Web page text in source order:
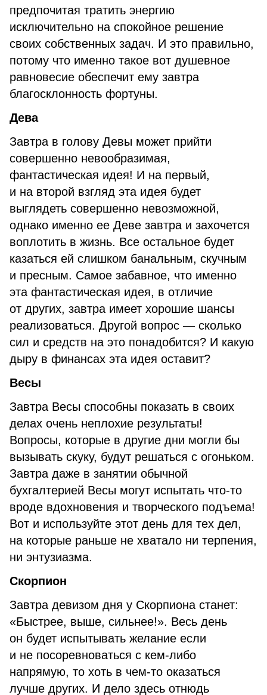
предпочитая тратить энергию
исключительно на спокойное решение
своих собственных задач. И это правильно,
потому что именно такое вот душевное
равновесие обеспечит ему завтра
благосклонность фортуны.
Дева
Завтра в голову Девы может прийти
совершенно невообразимая,
фантастическая идея! И на первый,
и на второй взгляд эта идея будет
выглядеть совершенно невозможной,
однако именно ее Деве завтра и захочется
воплотить в жизнь. Все остальное будет
казаться ей слишком банальным, скучным
и пресным. Самое забавное, что именно
эта фантастическая идея, в отличие
от других, завтра имеет хорошие шансы
реализоваться. Другой вопрос — сколько
сил и средств на это понадобится? И какую
дыру в финансах эта идея оставит?
Весы
Завтра Весы способны показать в своих
делах очень неплохие результаты!
Вопросы, которые в другие дни могли бы
вызывать скуку, будут решаться с огоньком.
Завтра даже в занятии обычной
бухгалтерией Весы могут испытать что-то
вроде вдохновения и творческого подъема!
Вот и используйте этот день для тех дел,
на которые раньше не хватало ни терпения,
ни энтузиазма.
Скорпион
Завтра девизом дня у Скорпиона станет:
«Быстрее, выше, сильнее!». Весь день
он будет испытывать желание если
и не посоревноваться с кем-либо
напрямую, то хоть в чем-то оказаться
лучше других. И дело здесь отнюдь